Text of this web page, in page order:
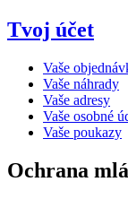
Tvoj účet
Vaše
Vaše náhrady
Vaše adresy
Vaše osobné
Vaše poukazy
Ochrana